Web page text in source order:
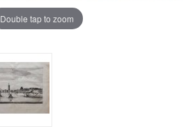
Double tap to zoom